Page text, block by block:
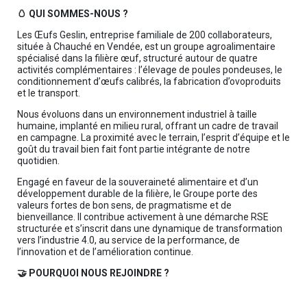
🥚 QUI SOMMES-NOUS ?
Les Œufs Geslin, entreprise familiale de 200 collaborateurs,
située à Chauché en Vendée, est un groupe agroalimentaire
spécialisé dans la filière œuf, structuré autour de quatre
activités complémentaires : l’élevage de poules pondeuses, le
conditionnement d’œufs calibrés, la fabrication d’ovoproduits
et le transport.
Nous évoluons dans un environnement industriel à taille
humaine, implanté en milieu rural, offrant un cadre de travail
en campagne. La proximité avec le terrain, l’esprit d’équipe et le
goût du travail bien fait font partie intégrante de notre
quotidien.
Engagé en faveur de la souveraineté alimentaire et d’un
développement durable de la filière, le Groupe porte des
valeurs fortes de bon sens, de pragmatisme et de
bienveillance. Il contribue activement à une démarche RSE
structurée et s’inscrit dans une dynamique de transformation
vers l’industrie 4.0, au service de la performance, de
l’innovation et de l’amélioration continue.
🤝 POURQUOI NOUS REJOINDRE ?